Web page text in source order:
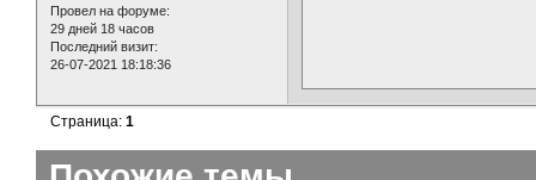
Провел на форуме:
29 дней 18 часов
Последний визит:
26-07-2021 18:18:36
Страница:1